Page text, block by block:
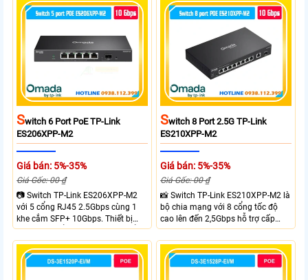
chuyển mạch 45Gbps cùng tốc độ
chuyển tiếp 33.48Mpps, mang lại
nghiệp văn phòng và hệ thống
mạng hiện đại.
băng thông chuyển mạch 80Gbps
tốc độ chuyển tiếp 59.52Mpps
mang lại kết nối ổn định cho
doanh nghiệp văn phòng và hệ
thống mạng hiện đại.
SWitch 6 Port PoE TP-Link
ES206XPP-M2
Giá bán: 5%-35%
Giá Gốc: 00 ₫
📷 Switch TP-Link ES206XPP-M2
với 5 cổng RJ45 2.5Gbps cùng 1
khe cắm SFP+ 10Gbps. Thiết bị
tích hợp 4 cổng PoE++ đạt chuẩn
802.3af/at/bt tổng công suất
120W cấp nguồn đến 90W mỗi
cổng đáp ứng tốt hệ thống camera
SWitch 8 Port 2.5G TP-Link
ES210XPP-M2
Giá bán: 5%-35%
Giá Gốc: 00 ₫
📸 Switch TP-Link ES210XPP-M2 là
bộ chia mạng với 8 cổng tốc độ
cao lên đến 2,5Gbps hỗ trợ cấp
nguồn và mạng cho đầu ghi hình
từ xa nhờ công suất POE lên đến